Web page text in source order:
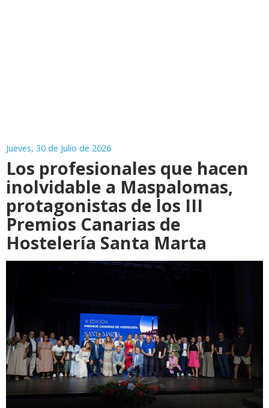
Jueves, 30 de Julio de 2026
Los profesionales que hacen
inolvidable a Maspalomas,
protagonistas de los III
Premios Canarias de
Hostelería Santa Marta